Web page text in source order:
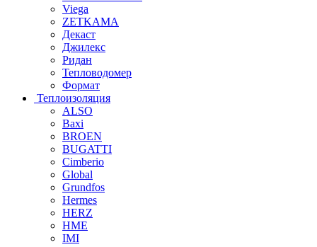
Viega
ZETKAMA
Декаст
Джилекс
Ридан
Тепловодомер
Формат
Теплоизоляция
ALSO
Baxi
BROEN
BUGATTI
Cimberio
Global
Grundfos
Hermes
HERZ
HME
IMI